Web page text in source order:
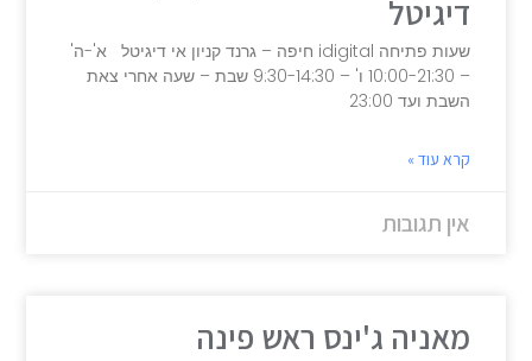
דיגיטל
שעות פתיחה idigital חיפה – גרנד קניון אי דיגיטל א'-ה'
– 10:00-21:30 ו' – 9:30-14:30 שבת – שעה אחרי צאת
השבת ועד 23:00
קרא עוד »
אין תגובות
מאניה ג'ינס ראש פינה